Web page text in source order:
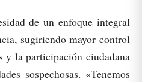
de un enfoque integral
sugiriendo mayor control
y la participación ciudadana
sospechosas. «Tenemos